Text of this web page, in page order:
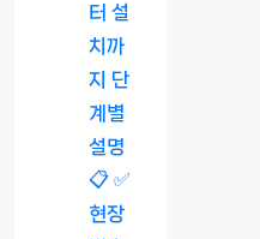
터 설
치까
지 단
계별
설명
📋 ✅
현장